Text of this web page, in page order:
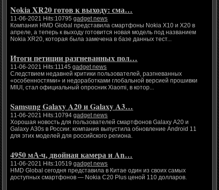
Nokia XR20 готов к выходу: сма…
11-06-2021 Hits:10795gadget news
Компания HMD Global представила смартфоны Nokia X10 и X20 в
апреле, а теперь к выходу готовится новая модель под названием
Nokia XR20, которая была замечена в базе данных тест...
Итоги петиции разгневанных пол…
11-06-2021 Hits:11145gadget news
Следствием недавней критики пользователей, разгневанных
«особенностями» и недоработками глобальной версией прошивки
MIUI, стал официальный опросник Xiaomi, в котор...
Samsung Galaxy A20 и Galaxy A3…
11-06-2021 Hits:10794gadget news
Хорошая новость для пользователей смартфонов Galaxy A20 и
Galaxy A30s в России: компания выпустила обновление Android 11
для этих моделей для российского региона.
4950 мА·ч, двойная камера и An…
11-06-2021 Hits:10519gadget news
HMD Global сегодня представила в Китае один из своих самых
доступных смартфонов — Nokia C20 Plus ценой 110 долларов.